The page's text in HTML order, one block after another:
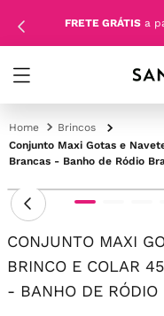
FRETE GRÁTIS a
Brincos
Conjunto Maxi Gotas e
Brancas - Banho de Ródio
CONJUNTO MAXI
BRINCO E COLAR
- BANHO DE RÓDIO